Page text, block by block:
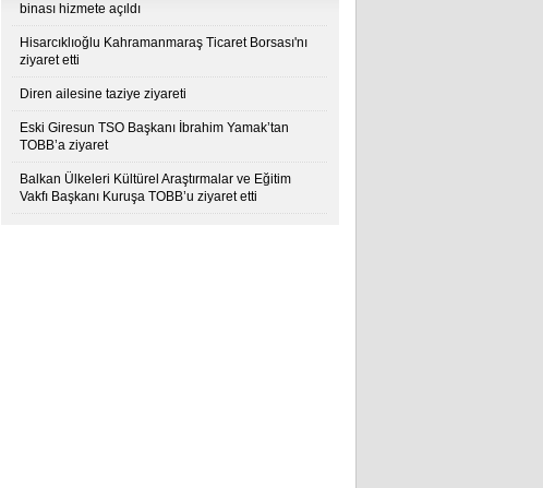
binası hizmete açıldı
Hisarcıklıoğlu Kahramanmaraş Ticaret Borsası'nı
ziyaret etti
Diren ailesine taziye ziyareti
Eski Giresun TSO Başkanı İbrahim Yamak’tan
TOBB’a ziyaret
Balkan Ülkeleri Kültürel Araştırmalar ve Eğitim
Vakfı Başkanı Kuruşa TOBB’u ziyaret etti